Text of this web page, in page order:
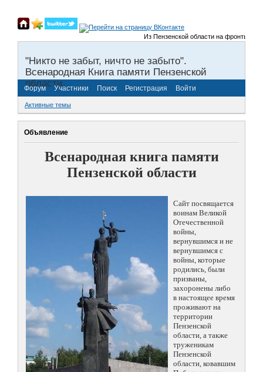
Из Пензенской области на фронты
"Никто не забыт, ничто не забыто".
Всенародная Книга памяти Пензенской
области.
Форум Участники Поиск Регистрация Войти
Активные темы
Объявление
Всенародная книга памяти
Пензенской области
Сайт посвящается
воинам Великой
Отечественной
войны,
вернувшимся и не
вернувшимся с
войны, которые
родились, были
призваны,
захоронены либо
в настоящее время
проживают на
территории
Пензенской
области, а также
труженикам
Пензенской
области, ковавшим